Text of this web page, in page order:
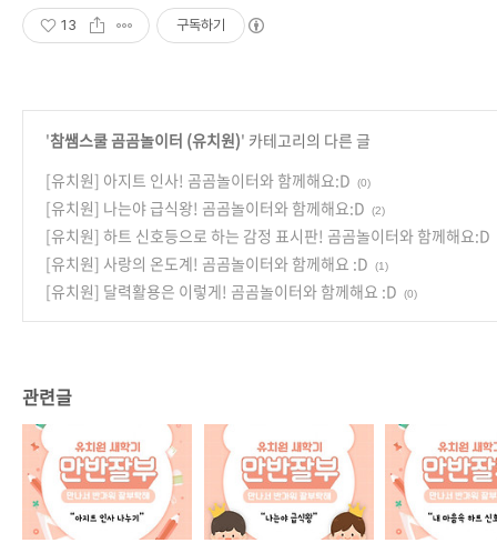
13 구독하기
'참쌤스쿨 곰곰놀이터 (유치원)' 카테고리의 다른 글
[유치원] 아지트 인사! 곰곰놀이터와 함께해요:D
(0)
[유치원] 나는야 급식왕! 곰곰놀이터와 함께해요:D (2)
[유치원] 하트 신호등으로 하는 감정 표시판! 곰곰놀이터와 함께해요:D
[유치원] 사랑의 온도계! 곰곰놀이터와 함께해요 :D
(1)
[유치원] 달력활용은 이렇게! 곰곰놀이터와 함께해요 :D (0)
관련글